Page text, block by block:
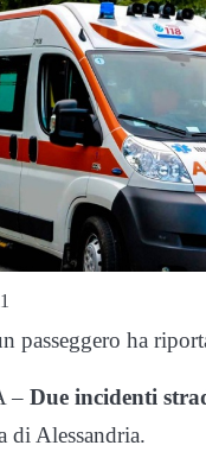
passeggero ha
– Due incidenti
di Alessandria.